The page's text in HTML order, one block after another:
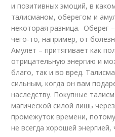
и позитивных эмоций, в
талисманом, оберегом и
некоторая разница. Оберег
чего-то, например, от
Амулет – притягивает как
отрицательную энергию и
благо, так и во вред.
сильным, когда он вам
наследству. Покупные
магической силой лишь
промежуток времени,
не всегда хорошей